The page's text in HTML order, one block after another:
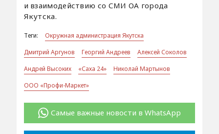
и взаимодействию со СМИ ОА города
Якутска.
Теги:
Окружная администрация Якутска
Дмитрий Аргунов
Георгий Андреев
Алексей Соколов
Андрей Высоких
«Саха 24»
Николай Мартынов
ООО «Профи-Маркет»
Самые важные новости в WhatsApp